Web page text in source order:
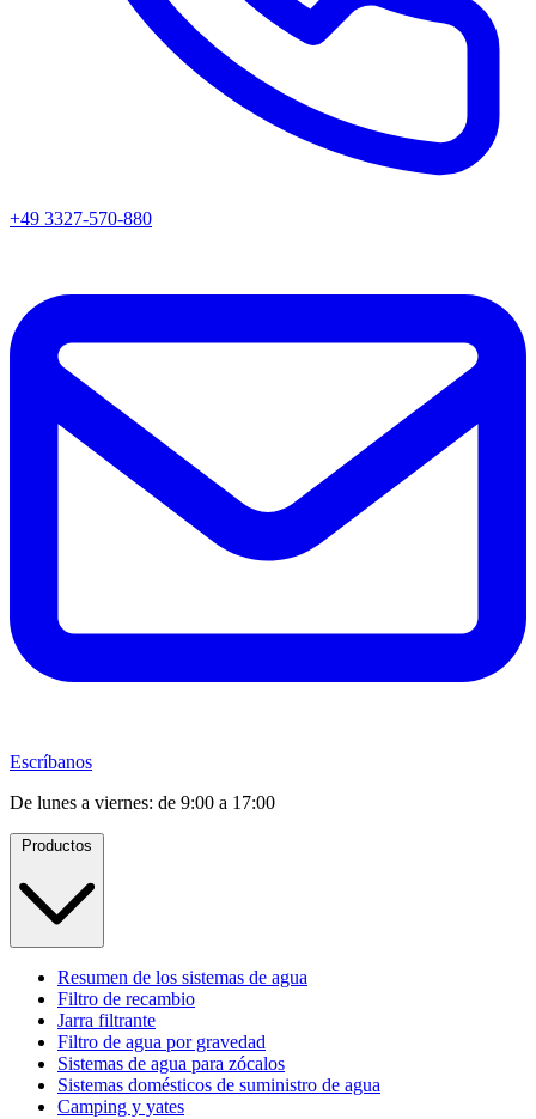
+49 3327-570-880
Escríbanos
De lunes a viernes: de 9:00 a 17:00
Productos
Resumen de los sistemas de agua
Filtro de recambio
Jarra filtrante
Filtro de agua por gravedad
Sistemas de agua para zócalos
Sistemas domésticos de suministro de agua
Camping y yates